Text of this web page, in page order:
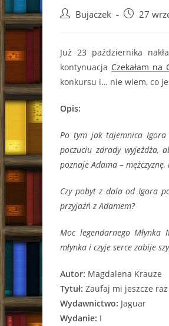
Post Bujaczek
Post 27
Już 23 października
kontynuacja Czekałam na
konkursu i… nie wiem, co
Opis:
Po tym jak tajemnica Igora
poczuciu zdrady wyjeżdża,
poznaje Adama –
Czy pobyt z dala od Igora
przyjaźń z Adamem?
Moc legendarnego
młynka i czyje serce zabije
Autor: Magdalena Krauze
Tytuł: Zaufaj mi jeszcze raz
Wydawnictwo: Jaguar
Wydanie: I